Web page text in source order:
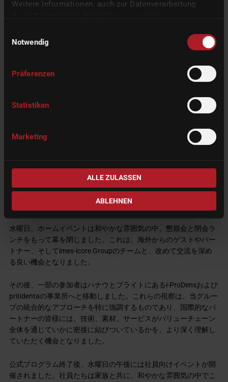
Weitere Informationen, auch zur Datenverarbeitung
Notwendig
Präferenzen
Statistiken
Marketing
ALLE ZULASSEN
ABLEHNEN
グループ全体に焦点を当てた力
水曜日、ホームイベントは和やかな雰囲気の中、懇親会と閉会ラ
ンチをもって幕を閉じました。これは、海外からのゲストやパー
トナー、そしてimes-icore Groupのチームと、改めて交流を深め
る良い機会となりました。
その後、一部の参加者はハナウとプライトにあるi-ProDensおよび
pritidentaの事業所へと移動しました。これらの視察は、当グルー
プの統合的なアプローチを特に強調するものであり、国際的なパ
ートナーの皆様には、技術、素材、サービスがバリューチェーン
全体を通じていかに密接に結びついているかを、より深く理解し
ていただく機会となりました。
公式プログラム終了後、水曜日の午後には社員向けイベントが開
催されました。社員たちは家族と共に、和やかな雰囲気の中でこ